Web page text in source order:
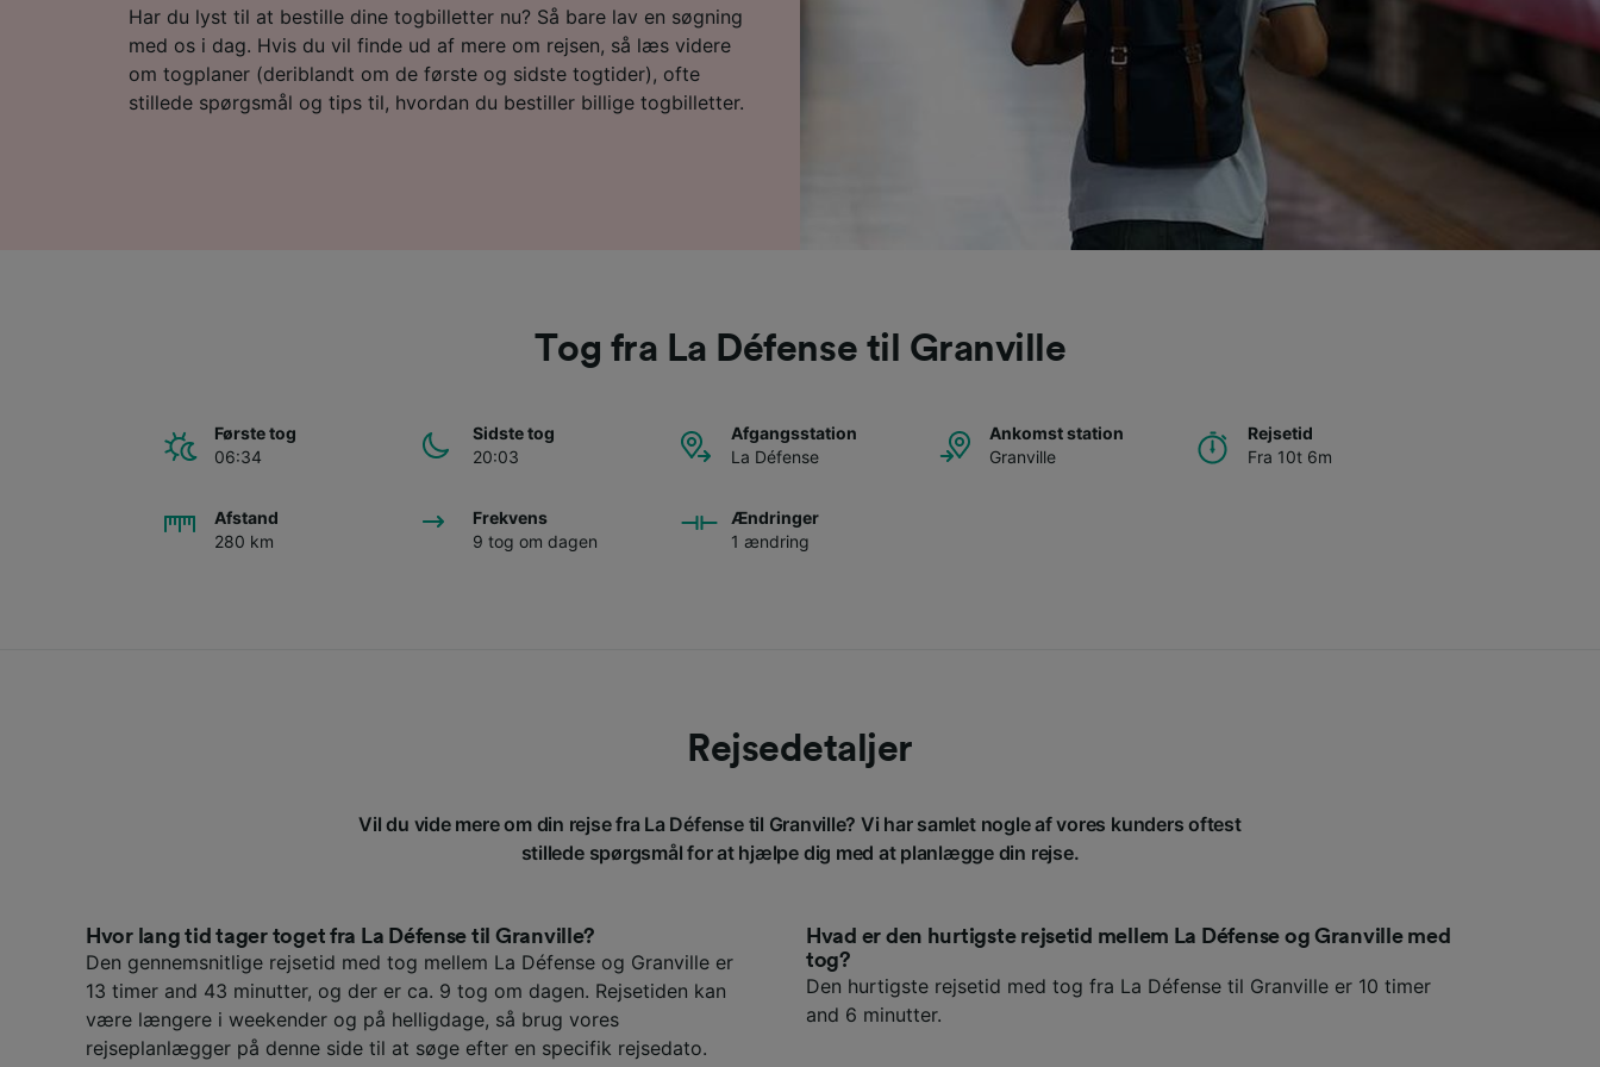
Har du lyst til at bestille dine togbilletter nu? Så bare lav en søgning
med os i dag. Hvis du vil finde ud af mere om rejsen, så læs videre
om togplaner (deriblandt om de første og sidste togtider), ofte
stillede spørgsmål og tips til, hvordan du bestiller billige togbilletter.
Tog fra La Défense til Granville
Første tog
06:34
Sidste tog
20:03
Afgangsstation
La Défense
Ankomst station
Granville
Rejsetid
Fra 10t 6m
Afstand
280 km
Frekvens
9 tog om dagen
Ændringer
1 ændring
Rejsedetaljer
Vil du vide mere om din rejse fra La Défense til Granville? Vi har samlet nogle af vores kunders oftest
stillede spørgsmål for at hjælpe dig med at planlægge din rejse.
Hvor lang tid tager toget fra La Défense til Granville?
Den gennemsnitlige rejsetid med tog mellem La Défense og Granville er
13 timer and 43 minutter, og der er ca. 9 tog om dagen. Rejsetiden kan
være længere i weekender og på helligdage, så brug vores
rejseplanlægger på denne side til at søge efter en specifik rejsedato.
Hvad er den hurtigste rejsetid mellem La Défense og Granville med
tog?
Den hurtigste rejsetid med tog fra La Défense til Granville er 10 timer
and 6 minutter.